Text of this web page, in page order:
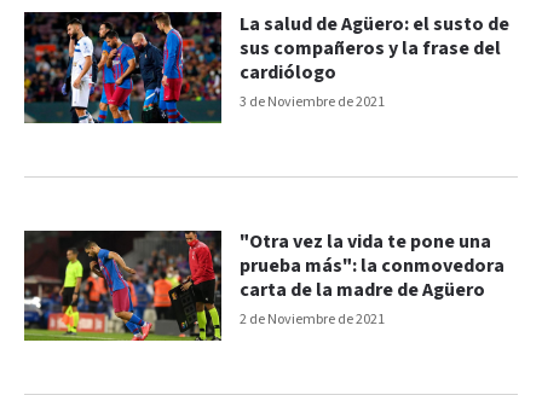
3 de Noviembre de 2021
La salud de Agüero: el susto de
sus compañeros y la frase del
cardiólogo
2 de Noviembre de 2021
"Otra vez la vida te pone una
prueba más": la conmovedora
carta de la madre de Agüero